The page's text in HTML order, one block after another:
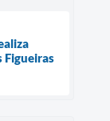
Figueiras